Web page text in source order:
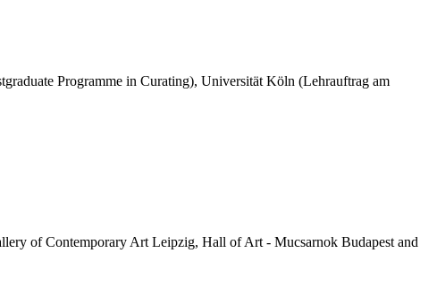
Programme in Curating), Universität Köln (Lehrauftrag am
of Contemporary Art Leipzig, Hall of Art - Mucsarnok Budapest and